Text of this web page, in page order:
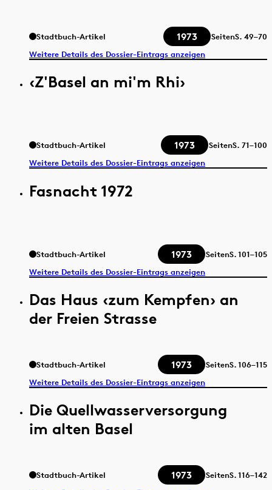
Stadtbuch-Artikel 1973 SeitenS. 49–70
Weitere Details des Dossier-Eintrags anzeigen
‹Z'Basel an mi'm Rhi›
Stadtbuch-Artikel 1973 SeitenS. 71–100
Weitere Details des Dossier-Eintrags anzeigen
Fasnacht 1972
Stadtbuch-Artikel 1973 SeitenS.101–105
Weitere Details des Dossier-Eintrags anzeigen
Das Haus ‹zum Kempfen› an
der Freien Strasse
Stadtbuch-Artikel 1973 SeitenS.106–115
Weitere Details des Dossier-Eintrags anzeigen
Die Quellwasserversorgung
im alten Basel
Stadtbuch-Artikel 1973 SeitenS.116–142